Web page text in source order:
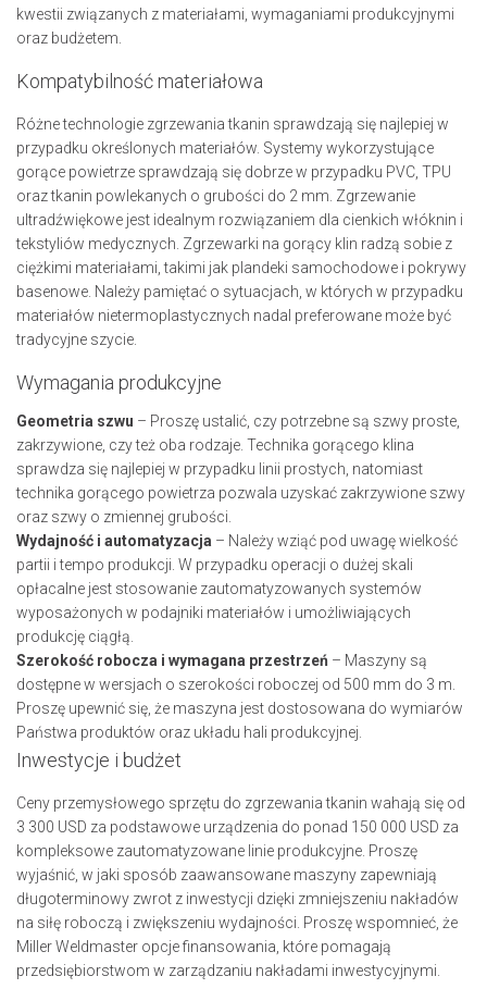
kwestii związanych z materiałami, wymaganiami produkcyjnymi
oraz budżetem.
Kompatybilność materiałowa
Różne technologie zgrzewania tkanin sprawdzają się najlepiej w
przypadku określonych materiałów. Systemy wykorzystujące
gorące powietrze sprawdzają się dobrze w przypadku PVC, TPU
oraz tkanin powlekanych o grubości do 2 mm. Zgrzewanie
ultradźwiękowe jest idealnym rozwiązaniem dla cienkich włóknin i
tekstyliów medycznych. Zgrzewarki na gorący klin radzą sobie z
ciężkimi materiałami, takimi jak plandeki samochodowe i pokrywy
basenowe. Należy pamiętać o sytuacjach, w których w przypadku
materiałów nietermoplastycznych nadal preferowane może być
tradycyjne szycie.
Wymagania produkcyjne
Geometria szwu – Proszę ustalić, czy potrzebne są szwy proste,
zakrzywione, czy też oba rodzaje. Technika gorącego klina
sprawdza się najlepiej w przypadku linii prostych, natomiast
technika gorącego powietrza pozwala uzyskać zakrzywione szwy
oraz szwy o zmiennej grubości.
Wydajność i automatyzacja – Należy wziąć pod uwagę wielkość
partii i tempo produkcji. W przypadku operacji o dużej skali
opłacalne jest stosowanie zautomatyzowanych systemów
wyposażonych w podajniki materiałów i umożliwiających
produkcję ciągłą.
Szerokość robocza i wymagana przestrzeń – Maszyny są
dostępne w wersjach o szerokości roboczej od 500 mm do 3 m.
Proszę upewnić się, że maszyna jest dostosowana do wymiarów
Państwa produktów oraz układu hali produkcyjnej.
Inwestycje i budżet
Ceny przemysłowego sprzętu do zgrzewania tkanin wahają się od
3 300 USD za podstawowe urządzenia do ponad 150 000 USD za
kompleksowe zautomatyzowane linie produkcyjne. Proszę
wyjaśnić, w jaki sposób zaawansowane maszyny zapewniają
długoterminowy zwrot z inwestycji dzięki zmniejszeniu nakładów
na siłę roboczą i zwiększeniu wydajności. Proszę wspomnieć, że
Miller Weldmaster opcje finansowania, które pomagają
przedsiębiorstwom w zarządzaniu nakładami inwestycyjnymi.